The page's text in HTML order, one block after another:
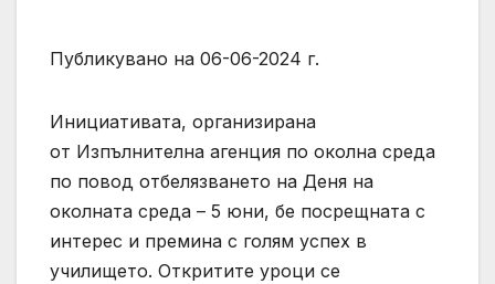
Публикувано на 06-06-2024 г.
Инициативата, организирана
от Изпълнителна агенция по околна среда
по повод отбелязването на Деня на
околната среда – 5 юни, бе посрещната с
интерес и премина с голям успех в
училището. Откритите уроци се